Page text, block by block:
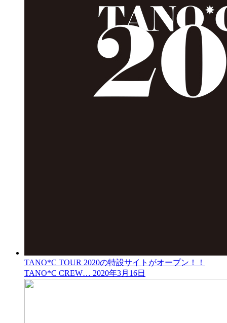
TANO*C TOUR 2020の特設サイトがオープン！！
TANO*C CREW… 2020年3月16日